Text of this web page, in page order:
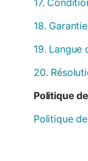
18. Garantie
19. Langue
20.
Politique
Politique